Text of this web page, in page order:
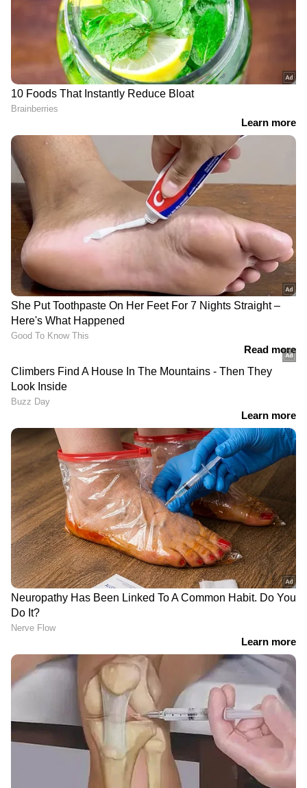
ഒന്ന്...
സോല്യൂബള്‍ ഫൈബര്‍ അഥവാ വെള്ളത്തില്‍
പെട്ടെന്ന് അലിഞ്ഞുചേരുന്ന തരം
ഫൈബറടങ്ങിയ ഭക്ഷണങ്ങളാണ് കഴിക്കേണ്ട
ഒരു വിഭആഗം. കൊളസ്ട്രോള്‍
കുറയ്ക്കുന്നതിനുമെല്ലാം സഹായകം. ഓട്ട്സ്,
പീസ്, ബീൻസ്, ആപ്പിള്‍, സിട്രസ് ഫ്രൂട്ട്സ്,
കാരറ്റ്സ്, ബാര്‍ലി എന്നിവയെല്ലാം
ഇത്തരത്തിലുള്ള ഭക്ഷണങ്ങളാണ്.
രണ്ട്...